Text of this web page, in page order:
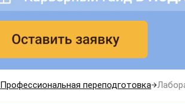
Профессиональная переподготовка